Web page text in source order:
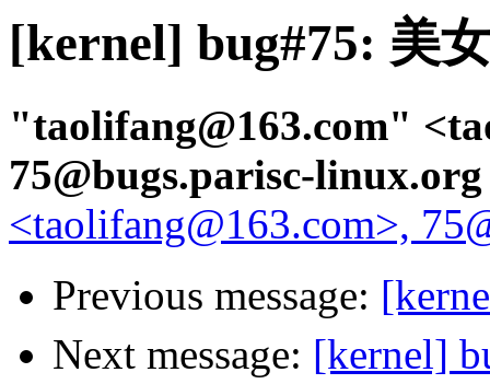
[kernel] bug#75: 美
"taolifang@163.com"
75@bugs.parisc-
<taolifang@163.com>,
Previous message:
Next message: [kernel]